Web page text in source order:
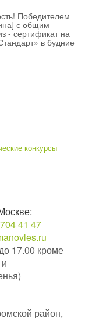
Победителем
с общим
- сертификат на
в будние
конкурсы
41 47
17.00 кроме
район,